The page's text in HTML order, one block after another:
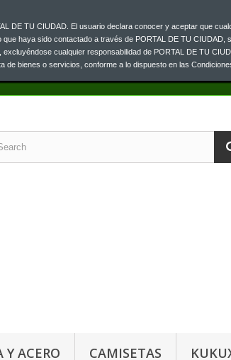
DE TU CIUDAD. El usuario declara conocer y aceptar que
haya sido contactado a través de PORTAL DE TU CIUDAD,
cualquier responsabilidad de PORTAL DE TU
de bienes o servicios, conforme a lo dispuesto en las
Jarri
Y ACERO CAMISETAS